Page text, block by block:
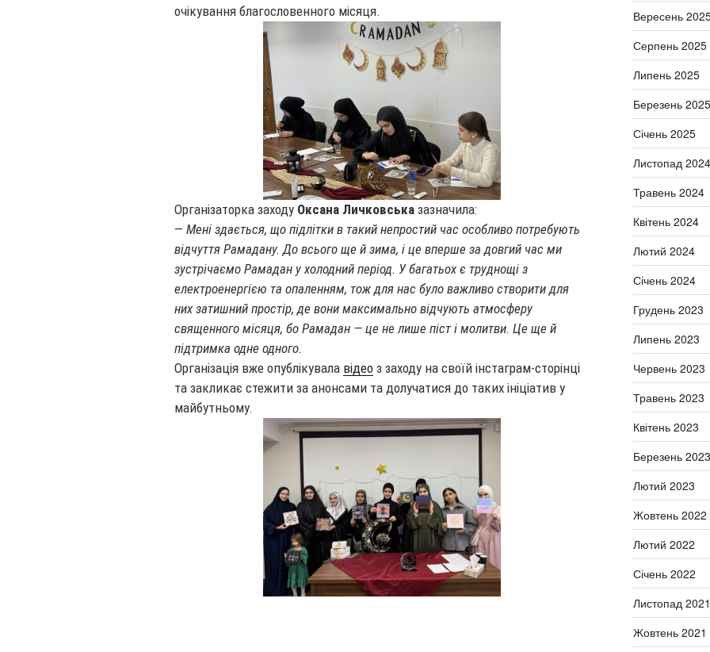
очікування благословенного місяця.
Організаторка заходу Оксана Личковська зазначила:
— Мені здається, що підлітки в такий непростий час особливо потребують
відчуття Рамадану. До всього ще й зима, і це вперше за довгий час ми
зустрічаємо Рамадан у холодний період. У багатьох є труднощі з
електроенергією та опаленням, тож для нас було важливо створити для
них затишний простір, де вони максимально відчують атмосферу
священного місяця, бо Рамадан — це не лише піст і молитви. Це ще й
підтримка одне одного.
Організація вже опублікувала відео з заходу на своїй інстаграм-сторінці
та закликає стежити за анонсами та долучатися до таких ініціатив у
майбутньому.
Вересень
Серпень 2025
Липень 2025
Березень 2025
Січень 2025
Листопад 2024
Травень 2024
Квітень 2024
Лютий 2024
Січень 2024
Грудень 2023
Липень 2023
Червень 2023
Травень 2023
Квітень 2023
Березень 2023
Лютий 2023
Жовтень 2022
Лютий 2022
Січень 2022
Листопад 2021
Жовтень 2021